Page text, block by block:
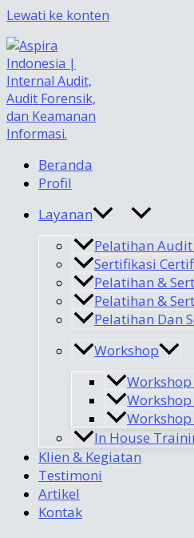
Lewati ke konten
Beranda
Profil
Layanan
Pelatihan
Sertifikasi
Pelatihan &
Pelatihan &
Pelatihan Dan
Workshop
In House
Klien & Kegiatan
Testimoni
Artikel
Kontak